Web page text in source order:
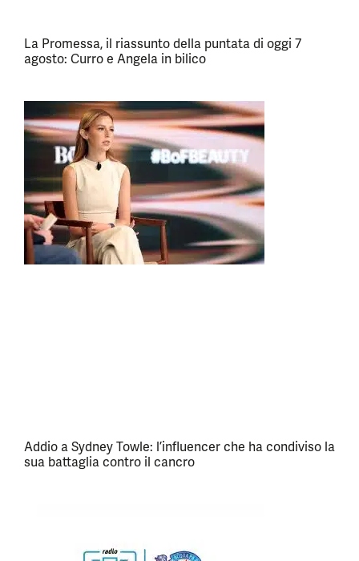
La Promessa, il riassunto della puntata di oggi 7
agosto: Curro e Angela in bilico
Addio a Sydney Towle: l’influencer che ha condiviso la
sua battaglia contro il cancro